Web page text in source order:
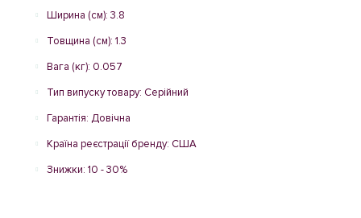
Ширина (см): 3.8
Товщина (см): 1.3
Вага (кг): 0.057
Тип випуску товару: Серійний
Гарантія: Довічна
Країна реєстрації бренду: США
Знижки: 10 - 30%